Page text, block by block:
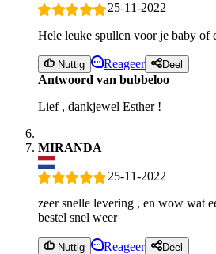
25-11-2022
Hele leuke spullen voor je baby of
Nuttig Reageer Deel
Antwoord van bubbeloo
Lief , dankjewel Esther !
MIRANDA
25-11-2022
zeer snelle levering , en wow wat
bestel snel weer
Nuttig Reageer Deel